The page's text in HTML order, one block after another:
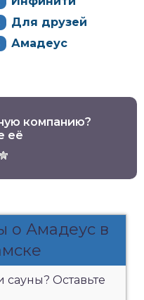
Для друзей
Амадеус
компанию?
её
о Амадеус в
сауны? Оставьте